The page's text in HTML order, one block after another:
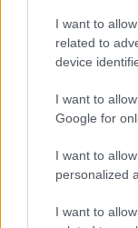
I want to
related to
device
I want to
Google for
I want to
personalized
I want to
csakfoci.hu